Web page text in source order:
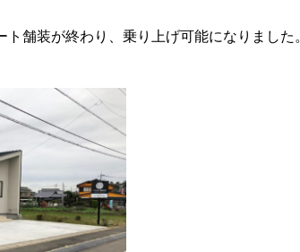
舗装が終わり、乗り上げ可能になりました。